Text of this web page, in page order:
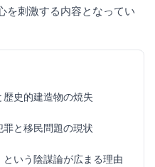
を刺激する内容となってい
史的建造物の焼失
と移民問題の現状
という陰謀論が広まる理由